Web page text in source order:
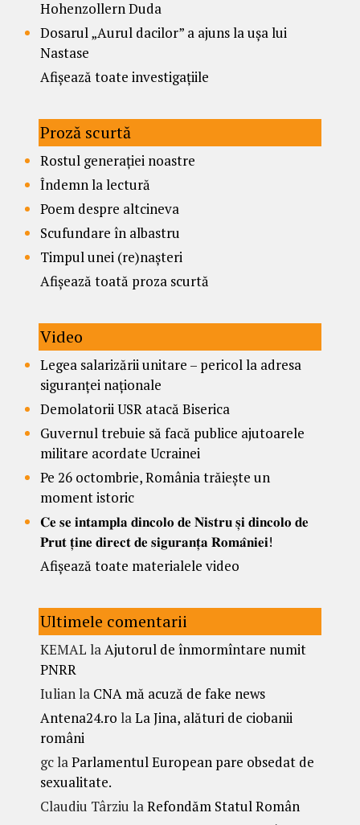
Hohenzollern Duda
Dosarul „Aurul dacilor” a ajuns la ușa lui
Nastase
Afișează toate investigațiile
Proză scurtă
Rostul generației noastre
Îndemn la lectură
Poem despre altcineva
Scufundare în albastru
Timpul unei (re)nașteri
Afișează toată proza scurtă
Video
Legea salarizării unitare – pericol la adresa
siguranței naționale
Demolatorii USR atacă Biserica
Guvernul trebuie să facă publice ajutoarele
militare acordate Ucrainei
Pe 26 octombrie, România trăiește un
moment istoric
𝐂𝐞 𝐬𝐞 𝐢𝐧𝐭𝐚𝐦𝐩𝐥𝐚 𝐝𝐢𝐧𝐜𝐨𝐥𝐨 𝐝𝐞 𝐍𝐢𝐬𝐭𝐫𝐮 𝐬̦𝐢 𝐝𝐢𝐧𝐜𝐨𝐥𝐨 𝐝𝐞
𝐏𝐫𝐮𝐭 𝐭̦𝐢𝐧𝐞 𝐝𝐢𝐫𝐞𝐜𝐭 𝐝𝐞 𝐬𝐢𝐠𝐮𝐫𝐚𝐧𝐭̦𝐚 𝐑𝐨𝐦𝐚̂𝐧𝐢𝐞𝐢!
Afișează toate materialele video
Ultimele comentarii
KEMAL laAjutorul de înmormîntare numit
PNRR
Iulianla CNA mă acuză de fake news
Antena24.ro laLa Jina, alături de ciobanii
români
gclaParlamentul European pare obsedat de
sexualitate.
Claudiu Târziu laRefondăm Statul Român